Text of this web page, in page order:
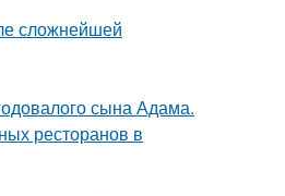
сложнейшей
сына Адама.
ресторанов в